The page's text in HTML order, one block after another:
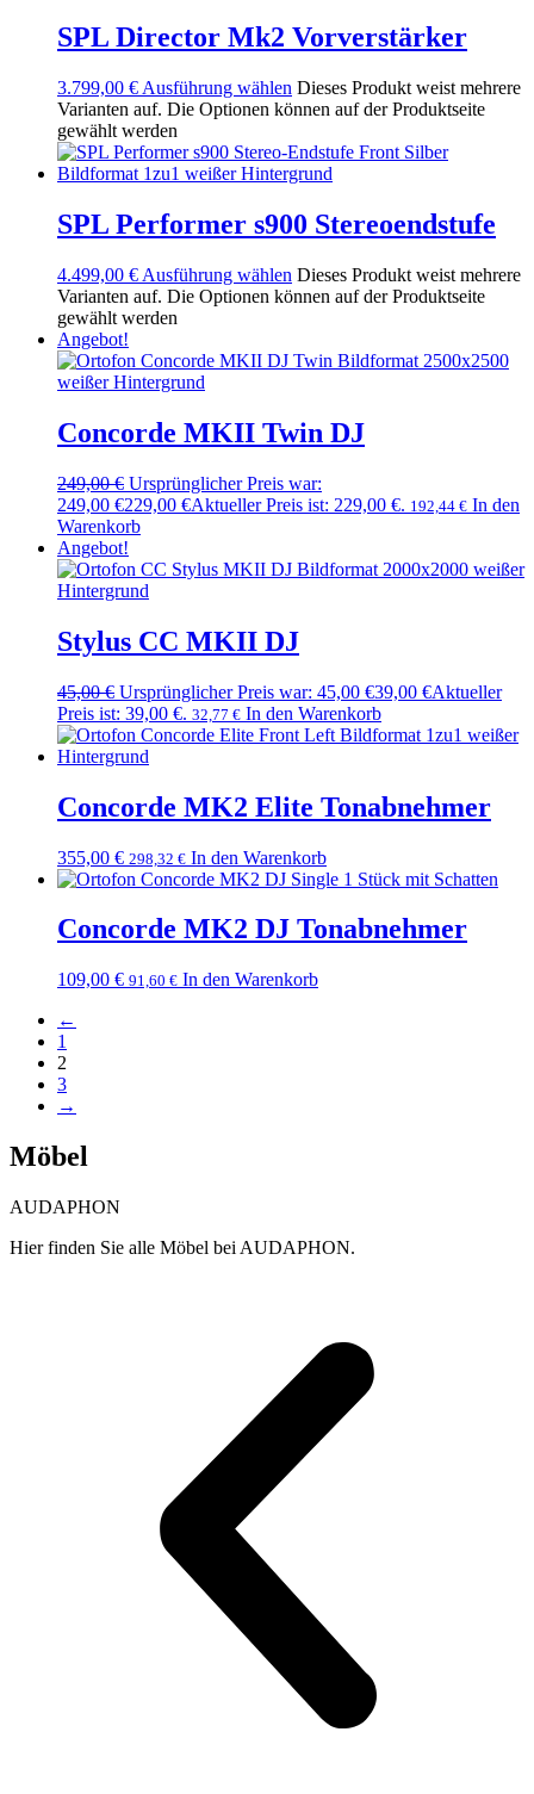
SPL Director Mk2 Vorverstärker
3.799,00 € Ausführung wählen Dieses Produkt weist mehrere
Varianten auf. Die Optionen können auf der Produktseite
gewählt werden
SPL Performer s900 Stereoendstufe
4.499,00 € Ausführung wählen Dieses Produkt weist mehrere
Varianten auf. Die Optionen können auf der Produktseite
gewählt werden
Angebot!
Concorde MKII Twin DJ
249,00€ Ursprünglicher Preis war:
249,00 €229,00 €Aktueller Preis ist: 229,00 €. 192,44 € In den
Warenkorb
Angebot!
Stylus CC MKII DJ
45,00€ Ursprünglicher Preis war: 45,00 €39,00 €Aktueller
Preis ist: 39,00 €. 32,77 € In den Warenkorb
Concorde MK2 Elite Tonabnehmer
355,00 € 298,32 € In den Warenkorb
Concorde MK2 DJ Tonabnehmer
109,00 € 91,60 € In den Warenkorb
←
1
2
3
→
Möbel
AUDAPHON
Hier finden Sie alle Möbel bei AUDAPHON.